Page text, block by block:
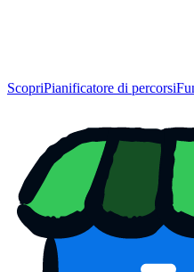
ScopriPianificatore di percorsi